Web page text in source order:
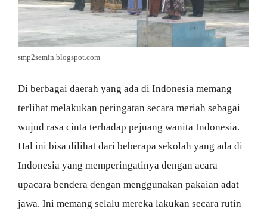
smp2semin.blogspot.com
Di berbagai daerah yang ada di Indonesia memang
terlihat melakukan peringatan secara meriah sebagai
wujud rasa cinta terhadap pejuang wanita Indonesia.
Hal ini bisa dilihat dari beberapa sekolah yang ada di
Indonesia yang memperingatinya dengan acara
upacara bendera dengan menggunakan pakaian adat
jawa. Ini memang selalu mereka lakukan secara rutin